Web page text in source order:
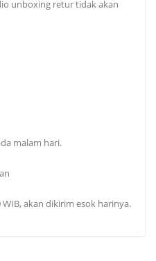
unboxing retur tidak akan
malam hari.
akan dikirim esok harinya.